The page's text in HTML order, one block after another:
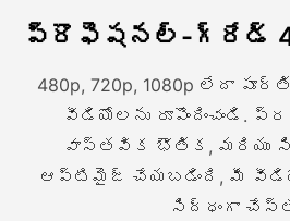
ప్రొఫెషనల్-గ్రేడ్ 4
480p, 720p, 1080p లేదా
వీడియోలను రూపొందించండి.
వాస్తవిక భౌతిక, మరియు
ఆప్టిమైజ్ చేయబడింది, మీ
సిద్ధంగా